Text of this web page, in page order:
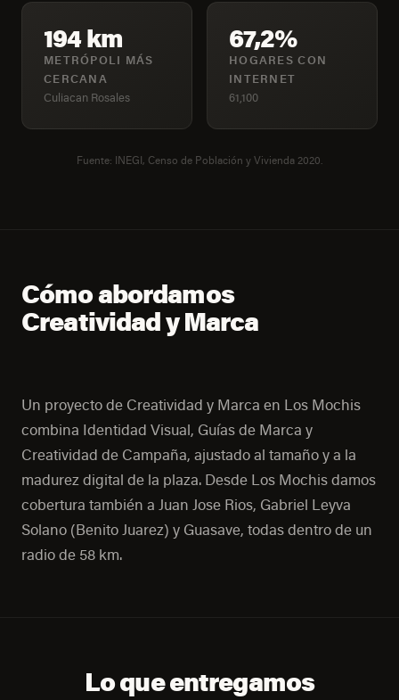
194 km
METRÓPOLI MÁS
CERCANA
Culiacan Rosales
67,2%
HOGARES CON
INTERNET
61,100
Fuente: INEGI, Censo de Población y Vivienda 2020.
Cómo abordamos
Creatividad y Marca
Un proyecto de Creatividad y Marca en Los Mochis
combina Identidad Visual, Guías de Marca y
Creatividad de Campaña, ajustado al tamaño y a la
madurez digital de la plaza. Desde Los Mochis damos
cobertura también a Juan Jose Rios, Gabriel Leyva
Solano (Benito Juarez) y Guasave, todas dentro de un
radio de 58 km.
Lo que entregamos